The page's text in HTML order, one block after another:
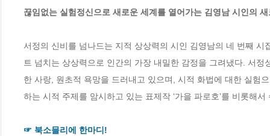
끊임없는 실험정신으로 새로운 세계를 열어가는 김영남 시인의
서정의 신비를 넘나드는 지적 상상력의 시인 김영남의 네 번째
트 넘치는 상상력으로 인간의 가장 내밀한 감정을 그려냈다. 서정
한 사랑, 원초적 욕망을 드러내고 있으며, 시적 화법에 대한 실험
하는 시적 주제를 암시하고 있는 표제작 ‘가을 파로호’를 비롯해
☞ 북소믈리에 한마디!